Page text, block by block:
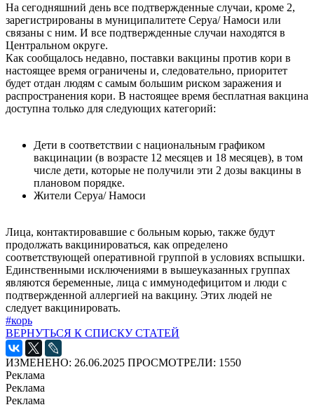
На сегодняшний день все подтвержденные случаи, кроме 2,
зарегистрированы в муниципалитете Серуа/ Намоси или
связаны с ним. И все подтвержденные случаи находятся в
Центральном округе.
Как сообщалось недавно, поставки вакцины против кори в
настоящее время ограничены и, следовательно, приоритет
будет отдан людям с самым большим риском заражения и
распространения кори. В настоящее время бесплатная вакцина
доступна только для следующих категорий:
Дети в соответствии с национальным графиком
вакцинации (в возрасте 12 месяцев и 18 месяцев), в том
числе дети, которые не получили эти 2 дозы вакцины в
плановом порядке.
Жители Серуа/ Намоси
Лица, контактировавшие с больным корью, также будут
продолжать вакцинироваться, как определено
соответствующей оперативной группой в условиях вспышки.
Единственными исключениями в вышеуказанных группах
являются беременные, лица с иммунодефицитом и люди с
подтвержденной аллергией на вакцину. Этих людей не
следует вакцинировать.
#корь
ВЕРНУТЬСЯ К СПИСКУ СТАТЕЙ
ИЗМЕНЕНО: 26.06.2025 ПРОСМОТРЕЛИ: 1550
Реклама
Реклама
Реклама